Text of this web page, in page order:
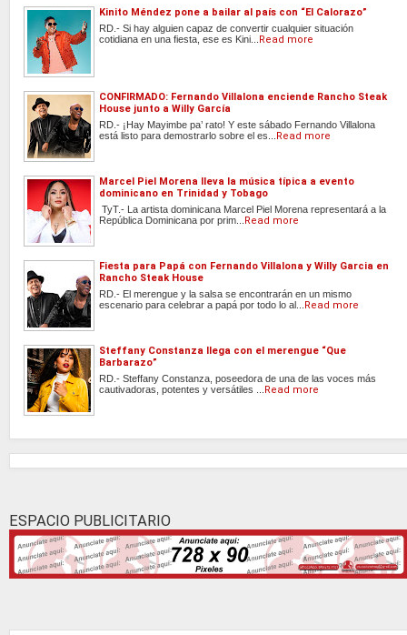
Kinito Méndez pone a bailar al país con “El Calorazo”
RD.- Si hay alguien capaz de convertir cualquier situación
cotidiana en una fiesta, ese es Kini... Read more
CONFIRMADO: Fernando Villalona enciende Rancho Steak
House junto a Willy García
RD.- ¡Hay Mayimbe pa’ rato! Y este sábado Fernando Villalona
está listo para demostrarlo sobre el es... Read more
Marcel Piel Morena lleva la música típica a evento
dominicano en Trinidad y Tobago
TyT.- La artista dominicana Marcel Piel Morena representará a la
República Dominicana por prim... Read more
Fiesta para Papá con Fernando Villalona y Willy Garcia en
Rancho Steak House
RD.- El merengue y la salsa se encontrarán en un mismo
escenario para celebrar a papá por todo lo al... Read more
Steffany Constanza llega con el merengue “Que
Barbarazo”
RD.- Steffany Constanza, poseedora de una de las voces más
cautivadoras, potentes y versátiles ... Read more
ESPACIO PUBLICITARIO